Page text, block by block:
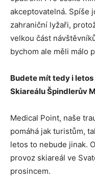
akceptovatelná. Spíše
zahraniční lyžaři,
velkou část
bychom ale měli málo
Budete mít tedy i
Skiareálu Špindlerův
Medical Point, naše
pomáhá jak turistům,
letos to nebude jinak.
provoz skiareál ve
prosincem.